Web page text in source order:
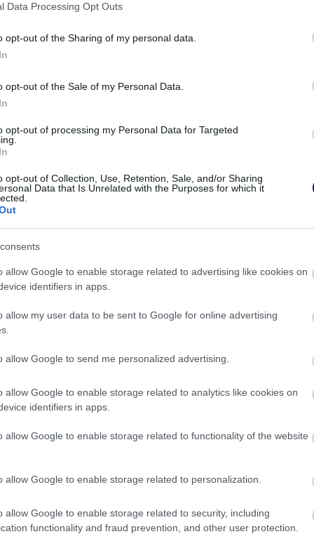
Data Processing Opt Outs
opt-out of the Sharing of my personal data.
opt-out of the Sale of my Personal Data.
opt-out of processing my Personal Data for Targeted
opt-out of Collection, Use, Retention, Sale, and/or Sharing
Data that Is Unrelated with the Purposes for which it
allow Google to enable storage related to advertising like cookies on
identifiers in apps.
allow my user data to be sent to Google for online advertising
allow Google to send me personalized advertising.
allow Google to enable storage related to analytics like cookies on
identifiers in apps.
allow Google to enable storage related to functionality of the website
allow Google to enable storage related to personalization.
allow Google to enable storage related to security, including
functionality and fraud prevention, and other user protection.
Bullnál
FORMA-1
Lando Norris meglepő vallomást
elismerte, hogy rossz döntést
számunkra” – nyilatkozta a Sky
és ezt ő is megérdemelte volna. Ő
is, és a futamon is vezette a mezőnyt.
A végén viszont elvesztettük a
autós fázisnál hozott döntésüket
eredmény, amit szerettünk volna. Tanulni
vissza a következő, most már döntő